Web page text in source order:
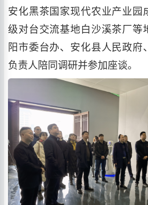
安化黑茶国家现代农业产业园
级对台交流基地白沙溪茶厂等
阳市委台办、安化县人民政府
负责人陪同调研并参加座谈。